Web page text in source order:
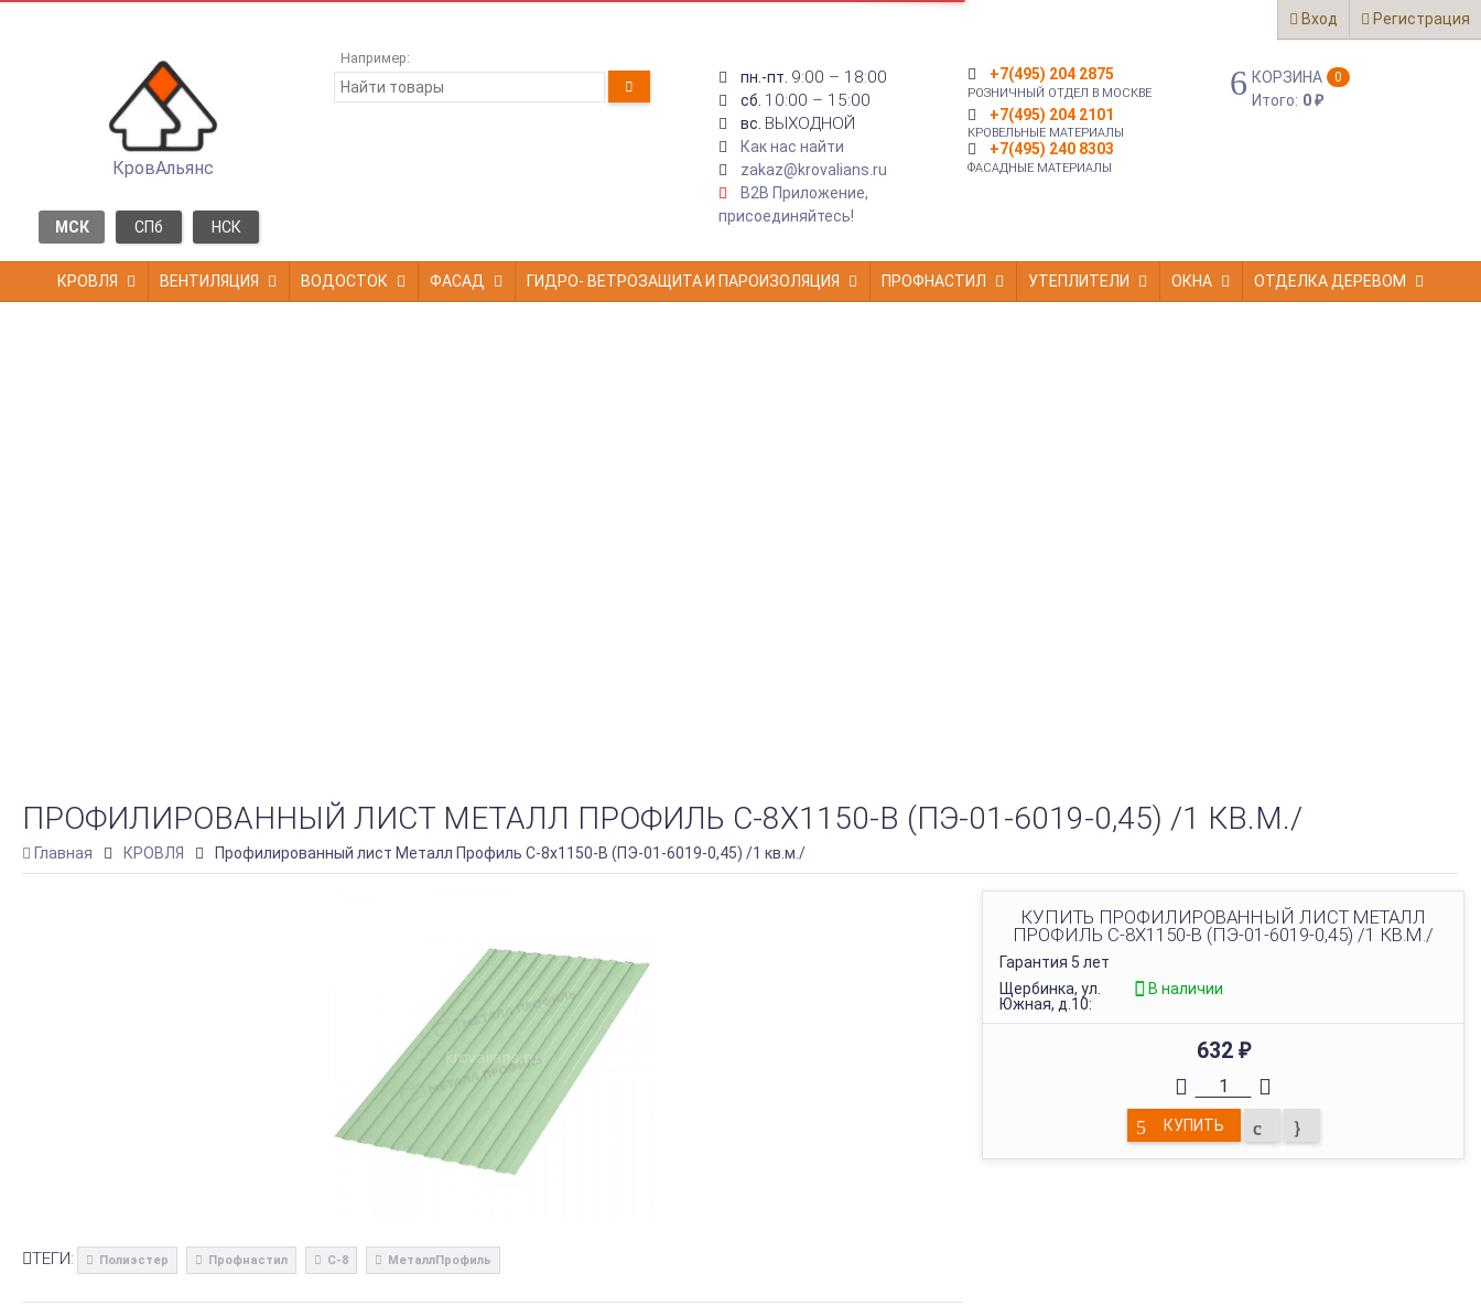
Вход Регистрация
КровАльянс
МСК СПб НСК
Например:
пн.-пт. 9:00 – 18:00
сб. 10:00 – 15:00
вс. ВЫХОДНОЙ
Как нас найти
zakaz@krovalians.ru
B2B Приложение,
присоединяйтесь!
+7(495) 204 2875
РОЗНИЧНЫЙ ОТДЕЛ В МОСКВЕ
+7(495) 204 2101
КРОВЕЛЬНЫЕ МАТЕРИАЛЫ
+7(495) 240 8303
ФАСАДНЫЕ МАТЕРИАЛЫ
КОРЗИНА 0
Итого: 0₽
КРОВЛЯ ВЕНТИЛЯЦИЯ ВОДОСТОК ФАСАД ГИДРО- ВЕТРОЗАЩИТА И ПАРОИЗОЛЯЦИЯ ПРОФНАСТИЛ УТЕПЛИТЕЛИ ОКНА ОТДЕЛКА ДЕРЕВОМ
ПРОФИЛИРОВАННЫЙ ЛИСТ МЕТАЛЛ ПРОФИЛЬ С-8Х1150-B (ПЭ-01-6019-0,45) /1 КВ.М./
Главная КРОВЛЯ Профилированный лист Металл Профиль С-8х1150-B (ПЭ-01-6019-0,45) /1 кв.м./
КУПИТЬ ПРОФИЛИРОВАННЫЙ ЛИСТ МЕТАЛЛ
ПРОФИЛЬ С-8Х1150-B (ПЭ-01-6019-0,45) /1 КВ.М./
Гарантия 5 лет
Щербинка, ул.
Южная, д.10:
В наличии
632 ₽
КУПИТЬ
ТЕГИ: Полиэстер Профнастил С-8 МеталлПрофиль